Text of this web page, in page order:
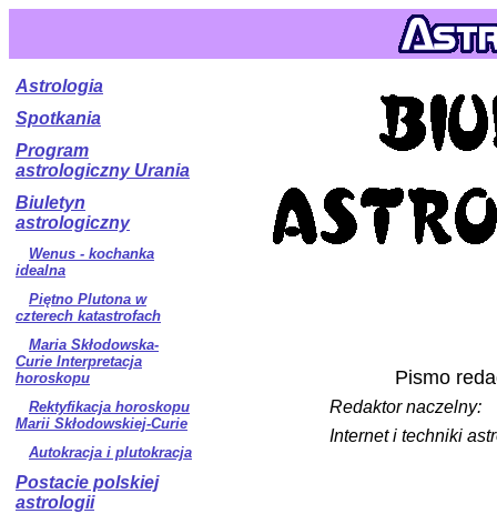
Astrologia
Spotkania
Program
astrologiczny Urania
Biuletyn
astrologiczny
Wenus - kochanka
idealna
Piętno Plutona w
czterech katastrofach
Maria Skłodowska-
Curie Interpretacja
horoskopu
Rektyfikacja horoskopu
Marii Skłodowskiej-Curie
Autokracja i plutokracja
Postacie polskiej
astrologii
Pismo
Redaktor naczelny:
Internet i techniki